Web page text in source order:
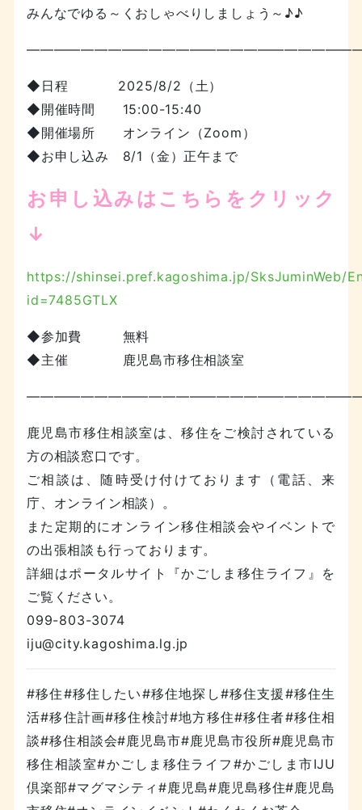
みんなでゆる～くおしゃべりしましょう～♪♪
◆日程 2025/8/2（土）
◆開催時間 15:00-15:40
◆開催場所 オンライン（Zoom）
◆お申し込み 8/1（金）正午まで
お申し込みはこちらをクリック
↓
https://shinsei.pref.kagoshima.jp/SksJuminWeb/
id=7485GTLX
◆参加費 無料
◆主催 鹿児島市移住相談室
鹿児島市移住相談室は、移住をご検討されている
方の相談窓口です。
ご相談は、随時受け付けております（電話、来
庁、オンライン相談）。
また定期的にオンライン移住相談会やイベントで
の出張相談も行っております。
詳細はポータルサイト『かごしま移住ライフ』を
ご覧ください。
099-803-3074
iju@city.kagoshima.lg.jp
#移住#移住したい#移住地探し#移住支援#移住生
活#移住計画#移住検討#地方移住#移住者#移住相
談#移住相談会#鹿児島市#鹿児島市役所#鹿児島市
移住相談室#かごしま移住ライフ#かごしま市IJU
倶楽部#マグマシティ#鹿児島#鹿児島移住#鹿児島